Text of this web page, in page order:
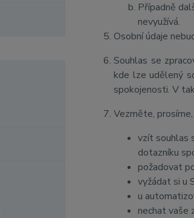
Případně
nevyužívá.
Osobní údaje
Souhlas se
kde lze udělený
spokojenosti. V
Vezměte,
vzít souhlas
dotazníku
požadovat
vyžádat si u
u
nechat vaše